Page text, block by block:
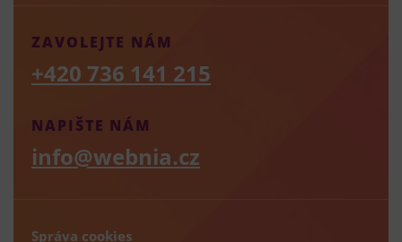
NAPIŠTE NÁM
info@webnia.cz
ZAVOLEJTE NÁM
+420 736 141 215
Správa cookies